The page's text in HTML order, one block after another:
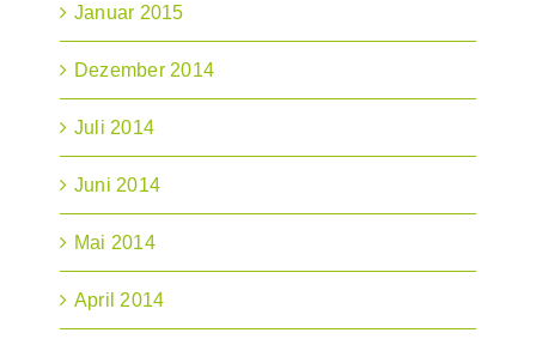
Januar 2015
Dezember 2014
Juli 2014
Juni 2014
Mai 2014
April 2014